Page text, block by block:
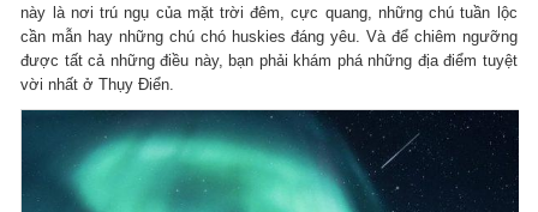
này là nơi trú ngụ của mặt trời đêm, cực quang, những chú tuần lộc
cần mẫn hay những chú chó huskies đáng yêu. Và để chiêm ngưỡng
được tất cả những điều này, bạn phải khám phá những địa điểm tuyệt
vời nhất ở Thụy Điển.